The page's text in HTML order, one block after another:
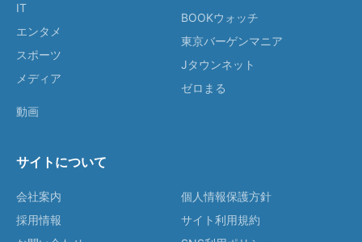
IT
エンタメ
スポーツ
メディア
動画
BOOKウォッチ
東京バーゲンマニア
Jタウンネット
ゼロまる
サイトについて
会社案内
採用情報
個人情報保護方針
サイト利用規約